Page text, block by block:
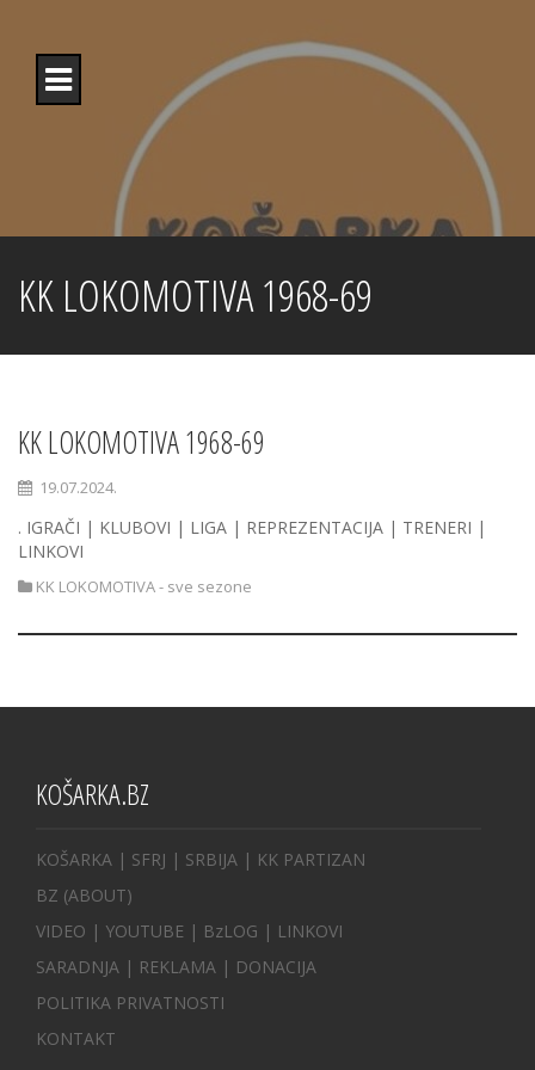
content
KK LOKOMOTIVA 1968-69
KK LOKOMOTIVA 1968-69
19.07.2024.
. IGRAČI | KLUBOVI | LIGA | REPREZENTACIJA | TRENERI |
LINKOVI
KK LOKOMOTIVA - sve sezone
KOŠARKA.BZ
KOŠARKA | SFRJ | SRBIJA | KK PARTIZAN
BZ (ABOUT)
VIDEO | YOUTUBE | BzLOG | LINKOVI
SARADNJA | REKLAMA | DONACIJA
POLITIKA PRIVATNOSTI
KONTAKT